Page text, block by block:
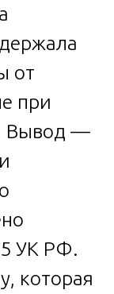
от
при
Вывод —
УК РФ.
которая